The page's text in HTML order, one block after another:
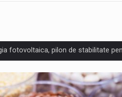
fotovoltaica, pilon de stabilitate
sa spunem nu intr-o cultura
Spotlight: What SKU Level